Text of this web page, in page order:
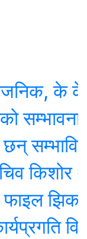
के के